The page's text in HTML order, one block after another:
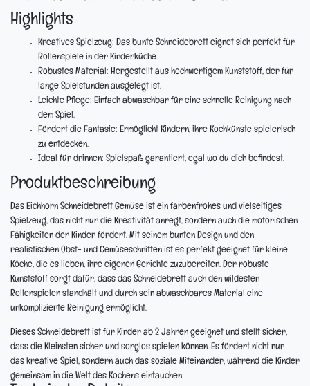
Highlights
Kreatives Spielzeug: Das bunte Schneidebrett eignet sich perfekt für
Rollenspiele in der Kinderküche.
Robustes Material: Hergestellt aus hochwertigem Kunststoff, der für
lange Spielstunden ausgelegt ist.
Leichte Pflege: Einfach abwaschbar für eine schnelle Reinigung nach
dem Spiel.
Fördert die Fantasie: Ermöglicht Kindern, ihre Kochkünste spielerisch
zu entdecken.
Ideal für drinnen: Spielspaß garantiert, egal wo du dich befindest.
Produktbeschreibung
Das Eichhorn Schneidebrett Gemüse ist ein farbenfrohes und vielseitiges
Spielzeug, das nicht nur die Kreativität anregt, sondern auch die motorischen
Fähigkeiten der Kinder fördert. Mit seinem bunten Design und den
realistischen Obst- und Gemüseschnitten ist es perfekt geeignet für kleine
Köche, die es lieben, ihre eigenen Gerichte zuzubereiten. Der robuste
Kunststoff sorgt dafür, dass das Schneidebrett auch den wildesten
Rollenspielen standhält und durch sein abwaschbares Material eine
unkomplizierte Reinigung ermöglicht.
Dieses Schneidebrett ist für Kinder ab 2 Jahren geeignet und stellt sicher,
dass die Kleinsten sicher und sorglos spielen können. Es fördert nicht nur
das kreative Spiel, sondern auch das soziale Miteinander, während die Kinder
gemeinsam in die Welt des Kochens eintauchen.